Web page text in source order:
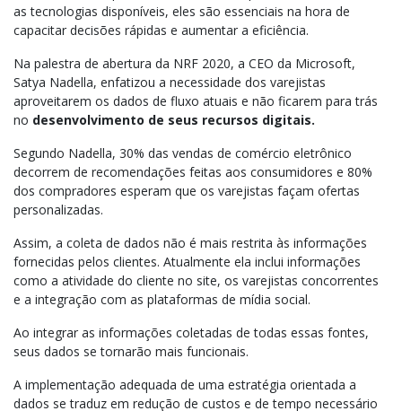
as tecnologias disponíveis, eles são essenciais na hora de
capacitar decisões rápidas e aumentar a eficiência.
Na palestra de abertura da NRF 2020, a CEO da Microsoft,
Satya Nadella, enfatizou a necessidade dos varejistas
aproveitarem os dados de fluxo atuais e não ficarem para trás
no desenvolvimento de seus recursos digitais.
Segundo Nadella, 30% das vendas de comércio eletrônico
decorrem de recomendações feitas aos consumidores e 80%
dos compradores esperam que os varejistas façam ofertas
personalizadas.
Assim, a coleta de dados não é mais restrita às informações
fornecidas pelos clientes. Atualmente ela inclui informações
como a atividade do cliente no site, os varejistas concorrentes
e a integração com as plataformas de mídia social.
Ao integrar as informações coletadas de todas essas fontes,
seus dados se tornarão mais funcionais.
A implementação adequada de uma estratégia orientada a
dados se traduz em redução de custos e de tempo necessário